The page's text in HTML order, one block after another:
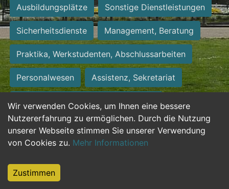
Wir verwenden Cookies, um Ihnen eine bessere
Nutzererfahrung zu ermöglichen. Durch die Nutzung
unserer Webseite stimmen Sie unserer Verwendung
von Cookies zu. Mehr Informationen
Zustimmen
Ausbildungsplätze Sonstige Dienstleistungen
Sicherheitsdienste Management, Beratung
Praktika, Werkstudenten, Abschlussarbeiten
Personalwesen Assistenz, Sekretariat
Hilfskräfte, Aushilfs- und Nebenjobs
Einkauf, Logistik, Materialwirtschaft
Weiterbildung, Studium, duale Ausbildung
Tourismus